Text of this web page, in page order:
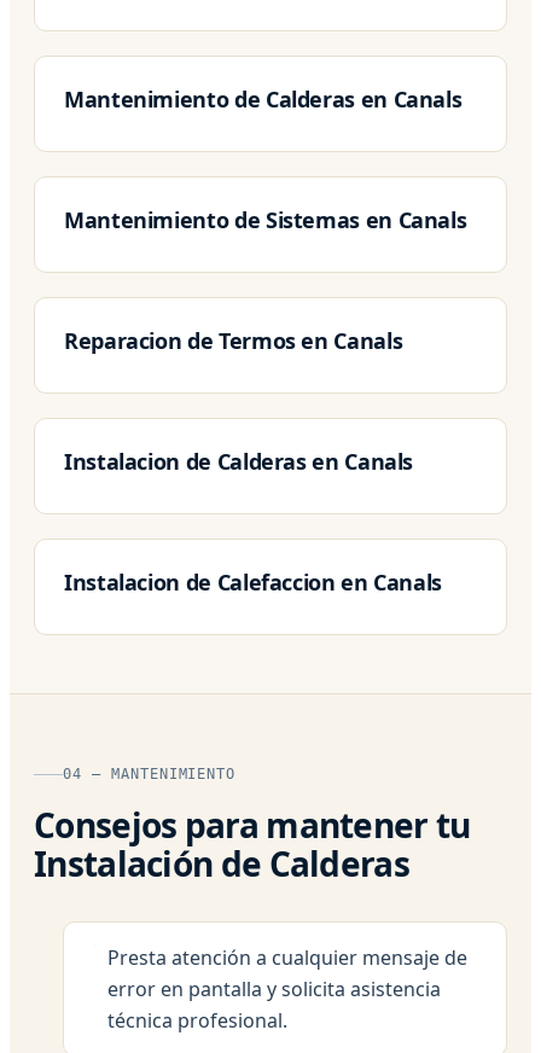
Mantenimiento de Calderas en Canals
Mantenimiento de Sistemas en Canals
Reparacion de Termos en Canals
Instalacion de Calderas en Canals
Instalacion de Calefaccion en Canals
04 — MANTENIMIENTO
Consejos para mantener tu
Instalación de Calderas
Presta atención a cualquier mensaje de
error en pantalla y solicita asistencia
técnica profesional.